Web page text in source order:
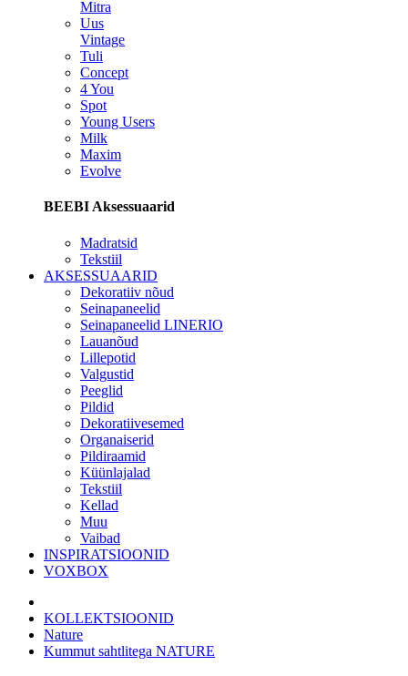
Mitra
Uus
Vintage
Tuli
Concept
4 You
Spot
Young Users
Milk
Maxim
Evolve
BEEBI Aksessuaarid
Madratsid
Tekstiil
AKSESSUAARID
Dekoratiiv nõud
Seinapaneelid
Seinapaneelid LINERIO
Lauanõud
Lillepotid
Valgustid
Peeglid
Pildid
Dekoratiivesemed
Organaiserid
Pildiraamid
Küünlajalad
Tekstiil
Kellad
Muu
Vaibad
INSPIRATSIOONID
VOXBOX
KOLLEKTSIOONID
Nature
Kummut sahtlitega NATURE